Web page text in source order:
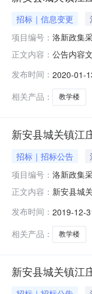
招标｜信息变更
项目编号： 洛新政集
正文内容： 公告内容
内容原采
河路中段（
发布时间： 2020-01-
相关产品：
教学楼
新安县城关镇江
招标｜招标公告
项目编号： 洛新政集
正文内容： 新安县城
公告时间
网站（www
发布时间： 2019-12-
相关产品：
教学楼
新安县城关镇江